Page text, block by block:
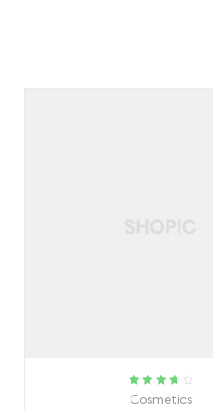
Rated
3.80
Cosmetics